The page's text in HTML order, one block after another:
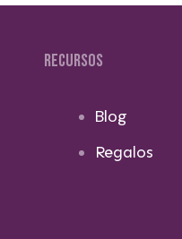
RECURSOS
Blog
Regalos